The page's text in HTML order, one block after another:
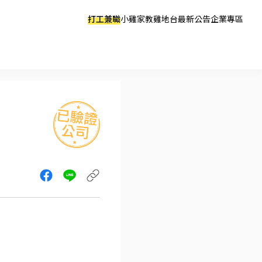
打工兼職小雞家教雞地台最新公告企業專區